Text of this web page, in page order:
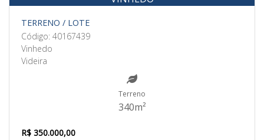
Venda
TERRENO / LOTE
Código: 40167439
Vinhedo
Videira
Terreno
340m²
R$ 350.000,00